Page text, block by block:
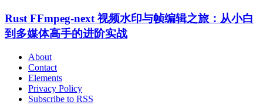
Rust FFmpeg-next 视频水印与帧编辑之旅：从小白
到多媒体高手的进阶实战
About
Contact
Elements
Privacy Policy
Subscribe to RSS